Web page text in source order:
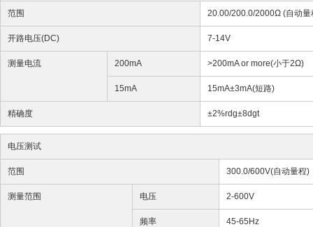
范围 20.00/200.0/2000Ω (自动量
开路电压(DC) 7-14V
测量电流 200mA >200mA or more(小于2Ω)
15mA 15mA±3mA(短路)
精确度 ±2%rdg±8dgt
电压测试
范围 300.0/600V(自动量程)
测量范围 电压 2-600V
频率 45-65Hz